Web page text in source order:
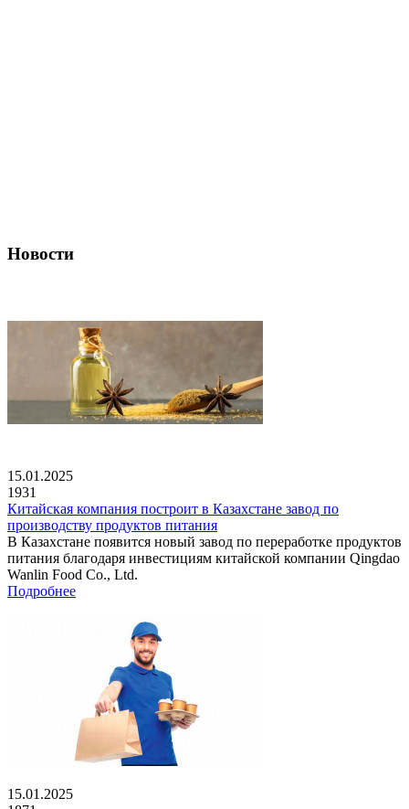
Новости
15.01.2025
1931
Китайская компания построит в Казахстане завод по
производству продуктов питания
В Казахстане появится новый завод по переработке продуктов
питания благодаря инвестициям китайской компании Qingdao
Wanlin Food Co., Ltd.
Подробнее
15.01.2025